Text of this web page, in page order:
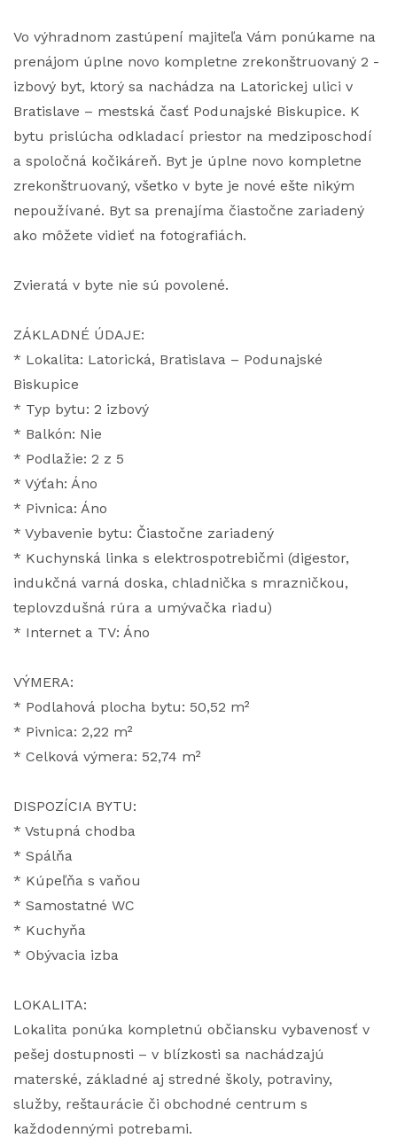
Vo výhradnom zastúpení majiteľa Vám ponúkame na
prenájom úplne novo kompletne zrekonštruovaný 2 -
izbový byt, ktorý sa nachádza na Latorickej ulici v
Bratislave – mestská časť Podunajské Biskupice. K
bytu prislúcha odkladací priestor na medziposchodí
a spoločná kočikáreň. Byt je úplne novo kompletne
zrekonštruovaný, všetko v byte je nové ešte nikým
nepoužívané. Byt sa prenajíma čiastočne zariadený
ako môžete vidieť na fotografiách.
Zvieratá v byte nie sú povolené.
ZÁKLADNÉ ÚDAJE:
* Lokalita: Latorická, Bratislava – Podunajské
Biskupice
* Typ bytu: 2 izbový
* Balkón: Nie
* Podlažie: 2 z 5
* Výťah: Áno
* Pivnica: Áno
* Vybavenie bytu: Čiastočne zariadený
* Kuchynská linka s elektrospotrebičmi (digestor,
indukčná varná doska, chladnička s mrazničkou,
teplovzdušná rúra a umývačka riadu)
* Internet a TV: Áno
VÝMERA:
* Podlahová plocha bytu: 50,52 m²
* Pivnica: 2,22 m²
* Celková výmera: 52,74 m²
DISPOZÍCIA BYTU:
* Vstupná chodba
* Spálňa
* Kúpeľňa s vaňou
* Samostatné WC
* Kuchyňa
* Obývacia izba
LOKALITA:
Lokalita ponúka kompletnú občiansku vybavenosť v
pešej dostupnosti – v blízkosti sa nachádzajú
materské, základné aj stredné školy, potraviny,
služby, reštaurácie či obchodné centrum s
každodennými potrebami.